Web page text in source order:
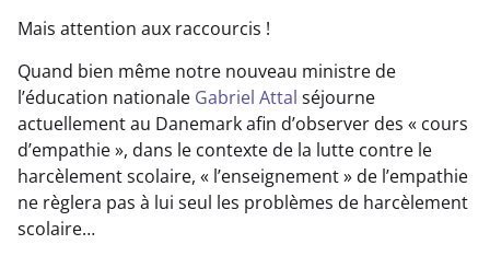
Mais attention aux raccourcis !
Quand bien même notre nouveau ministre de
l’éducation nationale Gabriel Attal séjourne
actuellement au Danemark afin d’observer des « cours
d’empathie », dans le contexte de la lutte contre le
harcèlement scolaire, « l’enseignement » de l’empathie
ne règlera pas à lui seul les problèmes de harcèlement
scolaire…